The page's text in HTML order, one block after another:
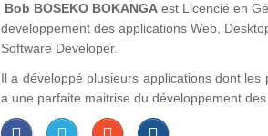
Bob BOSEKO BOKANGA est Licencié en
developpement des applications Web,
Software Developer.
Il a développé plusieurs applications dont les
a une parfaite maitrise du développement